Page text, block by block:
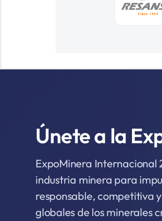
Únete a la
ExpoMinera Internacional
industria minera para
responsable, competitiva
globales de los minerales